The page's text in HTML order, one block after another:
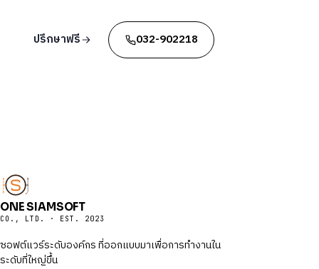
ปรึกษาฟรี 032-902218
ONE SIAMSOFT
CO., LTD. · EST. 2023
ซอฟต์แวร์ระดับองค์กร ที่ออกแบบมาเพื่อการทำงานใน
ระดับที่ใหญ่ขึ้น